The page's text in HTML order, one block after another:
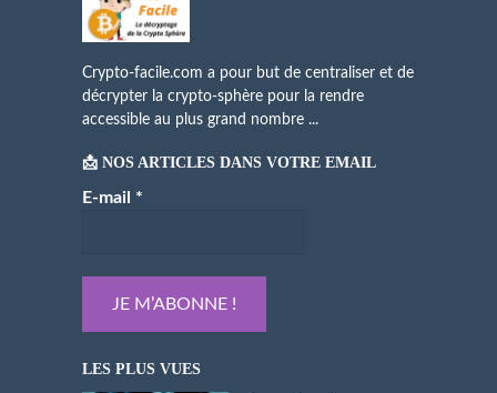
Crypto-facile.com a pour but de centraliser et de
décrypter la crypto-sphère pour la rendre
accessible au plus grand nombre ...
📩 NOS ARTICLES DANS VOTRE EMAIL
E-mail *
LES PLUS VUES